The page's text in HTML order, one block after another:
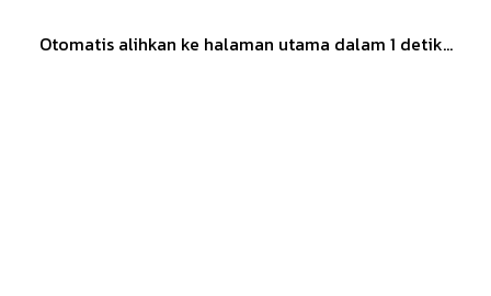
Otomatis alihkan ke halaman utama dalam 1 detik...